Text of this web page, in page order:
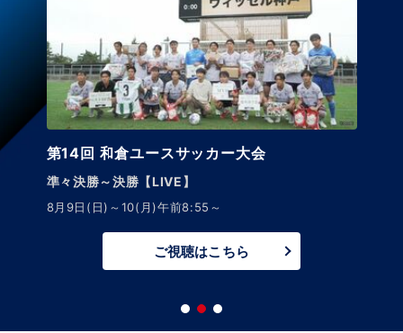
第14回 和倉ユースサッカー大会
準々決勝～決勝【LIVE】
8月9日(日)～10(月)午前8:55～
ご視聴はこちら